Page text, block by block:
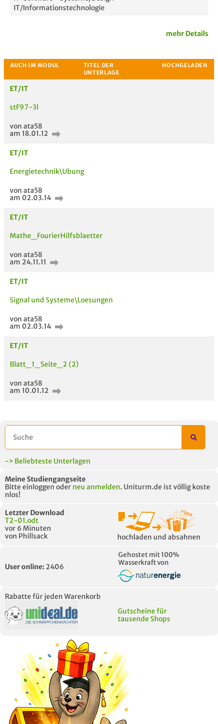
IT/Informationstechnologie
mehr Details
AUCH IM MODUL
TITEL DER
ET/IT
stF97-3l
von ata58
am 18.01.12
ET/IT
Energietechnik\Ubung
von ata58
am 02.03.14
ET/IT
Mathe_FourierHilfsblaetter
von ata58
am 24.11.11
ET/IT
Signal und Systeme\Loesungen
von ata58
am 02.03.14
ET/IT
Blatt_1_Seite_2 (2)
von ata58
am 10.01.12
-> Beliebteste Unterlagen
Meine Studiengangseite
Bitte einloggen oder neu anmelden. Uniturm.de ist völlig koste
nlos!
Letzter Download
T2-01.odt
vor 6 Minuten
von Phillsack
hochladen und absahnen
User online: 2406
Gehostet mit 100%
Wasserkraft von
Rabatte für jeden Warenkorb
Gutscheine für
tausende Shops